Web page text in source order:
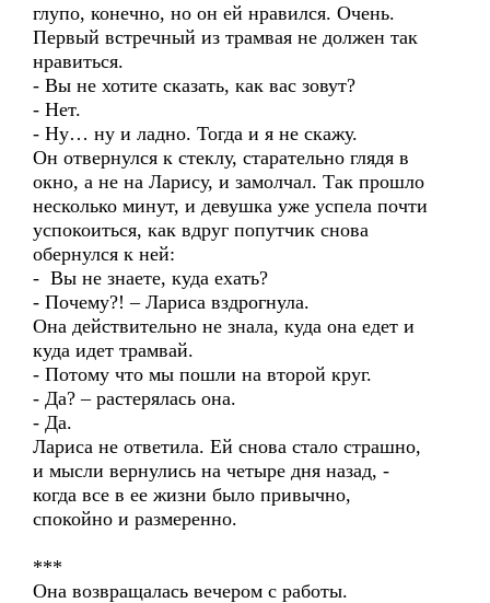
глупо, конечно, но он ей нравился. Очень.
Первый встречный из трамвая не должен так
нравиться.
- Вы не хотите сказать, как вас зовут?
- Нет.
- Ну… ну и ладно. Тогда и я не скажу.
Он отвернулся к стеклу, старательно глядя в
окно, а не на Ларису, и замолчал. Так прошло
несколько минут, и девушка уже успела почти
успокоиться, как вдруг попутчик снова
обернулся к ней:
- Вы не знаете, куда ехать?
- Почему?! – Лариса вздрогнула.
Она действительно не знала, куда она едет и
куда идет трамвай.
- Потому что мы пошли на второй круг.
- Да? – растерялась она.
- Да.
Лариса не ответила. Ей снова стало страшно,
и мысли вернулись на четыре дня назад, -
когда все в ее жизни было привычно,
спокойно и размеренно.
***
Она возвращалась вечером с работы.